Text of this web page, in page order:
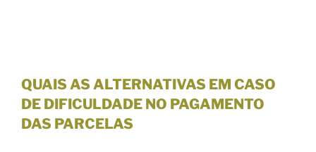
QUAIS AS ALTERNATIVAS EM CASO
DE DIFICULDADE NO PAGAMENTO
DAS PARCELAS